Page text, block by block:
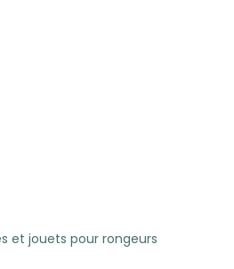
et jouets pour rongeurs